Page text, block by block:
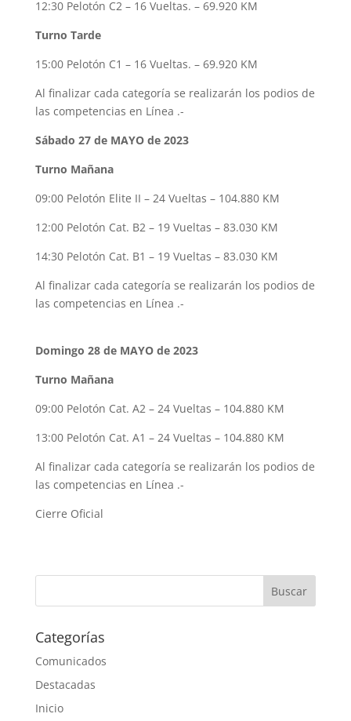
12:30 Pelotón C2 – 16 Vueltas. – 69.920 KM
Turno Tarde
15:00 Pelotón C1 – 16 Vueltas. – 69.920 KM
Al finalizar cada categoría se realizarán los podios de
las competencias en Línea .-
Sábado 27 de MAYO de 2023
Turno Mañana
09:00 Pelotón Elite II – 24 Vueltas – 104.880 KM
12:00 Pelotón Cat. B2 – 19 Vueltas – 83.030 KM
14:30 Pelotón Cat. B1 – 19 Vueltas – 83.030 KM
Al finalizar cada categoría se realizarán los podios de
las competencias en Línea .-
Domingo 28 de MAYO de 2023
Turno Mañana
09:00 Pelotón Cat. A2 – 24 Vueltas – 104.880 KM
13:00 Pelotón Cat. A1 – 24 Vueltas – 104.880 KM
Al finalizar cada categoría se realizarán los podios de
las competencias en Línea .-
Cierre Oficial
Categorías
Comunicados
Destacadas
Inicio